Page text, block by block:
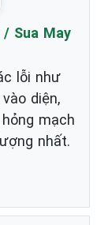
/ Sua May
lỗi như
diện,
mạch
nhất.